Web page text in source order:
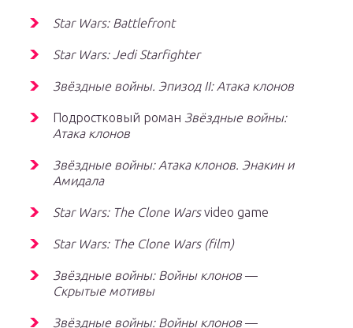
Star Wars: Battlefront
Star Wars: Jedi Starfighter
Звёздные войны. Эпизод II: Атака клонов
Подростковый роман Звёздные войны:
Атака клонов
Звёздные войны: Атака клонов. Энакин и
Амидала
Star Wars: The Clone Warsvideo game
Star Wars: The Clone Wars (film)
Звёздные войны: Войны клонов —
Скрытые мотивы
Звёздные войны: Войны клонов —